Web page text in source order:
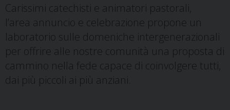
Carissimi catechisti e animatori pastorali,
l’area annuncio e celebrazione propone un
laboratorio sulle domeniche intergenerazionali
per offrire alle nostre comunità una proposta di
cammino nella fede capace di coinvolgere tutti,
dai più piccoli ai più anziani.